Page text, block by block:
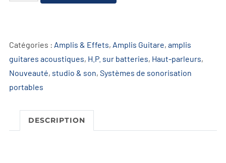
de
6
l
r
n
a
e
Catégories : Amplis & Effets, Amplis Guitare, amplis
guitares acoustiques, H.P. sur batteries, Haut-parleurs,
Nouveauté, studio & son, Systèmes de sonorisation
portables
DESCRIPTION